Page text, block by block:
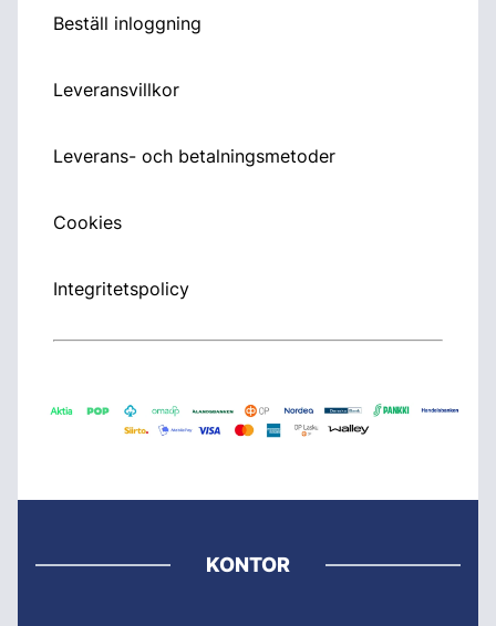
Beställ inloggning
Leveransvillkor
Leverans- och betalningsmetoder
Cookies
Integritetspolicy
KONTOR